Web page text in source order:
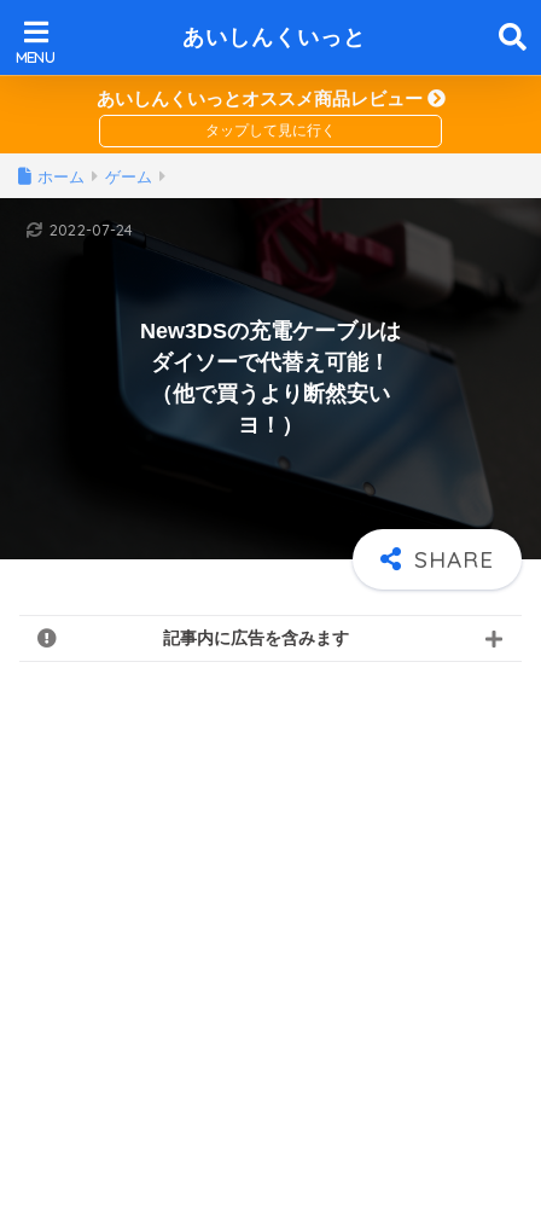
あいしんくいっと
あいしんくいっとオススメ商品レビュー
ホーム ゲーム
New3DSの充電ケーブルは
ダイソーで代替え可能！
（他で買うより断然安い
ヨ！）
2022-07-24
記事内に広告を含みます